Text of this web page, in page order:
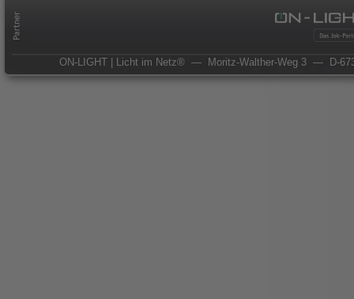
ON-LIGHT | Licht im Netz® — Moritz-Walther-Weg 3 — D-